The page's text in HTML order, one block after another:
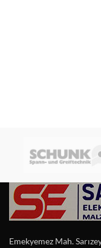
Emekyemez Mah.